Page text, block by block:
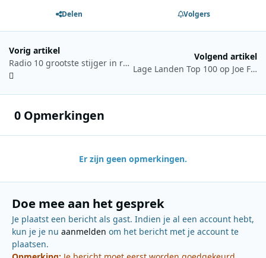
Delen Volgers
Vorig artikel
Radio 10 grootste stijger in radioland!
Volgend artikel
Lage Landen Top 100 op Joe FM
0 Opmerkingen
Er zijn geen opmerkingen.
Doe mee aan het gesprek
Je plaatst een bericht als gast. Indien je al een account hebt,
kun je je nu aanmelden om het bericht met je account te
plaatsen.